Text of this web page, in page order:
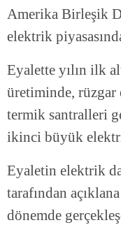
Amerika Birleşik
elektrik
Eyalette yılın ilk
üretiminde,
termik santralleri
ikinci büyük
Eyaletin elektrik
tarafından
dönemde